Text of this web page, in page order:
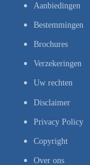
Aanbiedingen
Bestemmingen
Brochures
Verzekeringen
Uw rechten
Disclaimer
Privacy Policy
Copyright
Over ons